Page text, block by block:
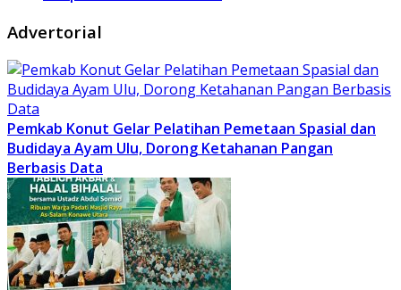
Advertorial
Pemkab Konut Gelar Pelatihan Pemetaan Spasial dan
Budidaya Ayam Ulu, Dorong Ketahanan Pangan
Berbasis Data